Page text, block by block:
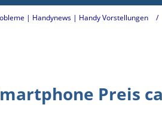
| Handynews | Handy Vorstellungen
Preis